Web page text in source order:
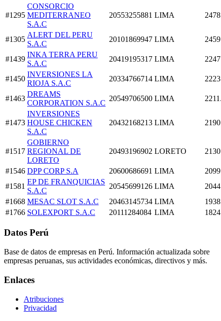
#1295
CONSORCIO
MEDITERRANEO
S.A.C
20553255881 LIMA
#1305
ALERT DEL PERU
S.A.C
20101869947 LIMA
#1439
INKA TERRA PERU
S.A.C
20419195317 LIMA
#1450
INVERSIONES LA
RIOJA S.A.C
20334766714 LIMA
#1463
DREAMS
CORPORATION S.A.C
20549706500 LIMA
#1473
INVERSIONES
HOUSE CHICKEN
S.A.C
20432168213 LIMA
#1517
GOBIERNO
REGIONAL DE
LORETO
20493196902 LORETO
#1546 DPP CORP S.A 20600686691 LIMA
#1581
EP DE FRANQUICIAS
S.A.C
20545699126 LIMA
#1668 MESAC SLOT S.A.C 20463145734 LIMA
#1766 SOLEXPORT S.A.C 20111284084 LIMA
Datos Perú
Base de datos de empresas en Perú. Información actualizada sobre
empresas peruanas, sus actividades económicas, directivos y más.
Enlaces
Atribuciones
Privacidad